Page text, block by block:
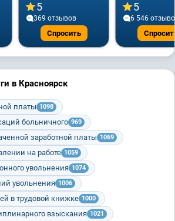
5
369 отзывов
Спросить
5
6 546
в Красноярск
платы 1098
больничного 969
заработной платы 1069
на работе 1059
увольнения 1074
увольнения 1006
в трудовой книжке 1000
взыскания 1021